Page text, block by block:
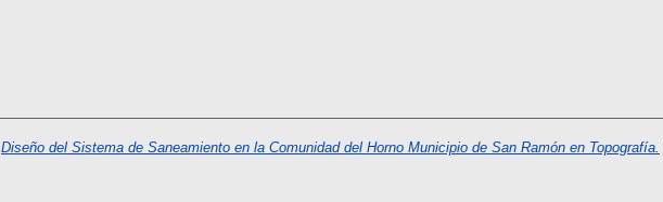
Diseño del Sistema de Saneamiento en la Comunidad del Horno Municipio de San Ramón en Topografía.